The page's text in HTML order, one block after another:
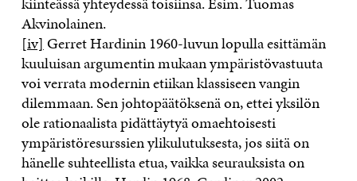
Akvinolainen.
[iv] Gerret Hardinin 1960-luvun lopulla esittämän
kuuluisan argumentin mukaan ympäristövastuuta
voi verrata modernin etiikan klassiseen vangin
dilemmaan. Sen johtopäätöksenä on, ettei yksilön
ole rationaalista pidättäytyä omaehtoisesti
ympäristöresurssien ylikulutuksesta, jos siitä on
hänelle suhteellista etua, vaikka seurauksista on